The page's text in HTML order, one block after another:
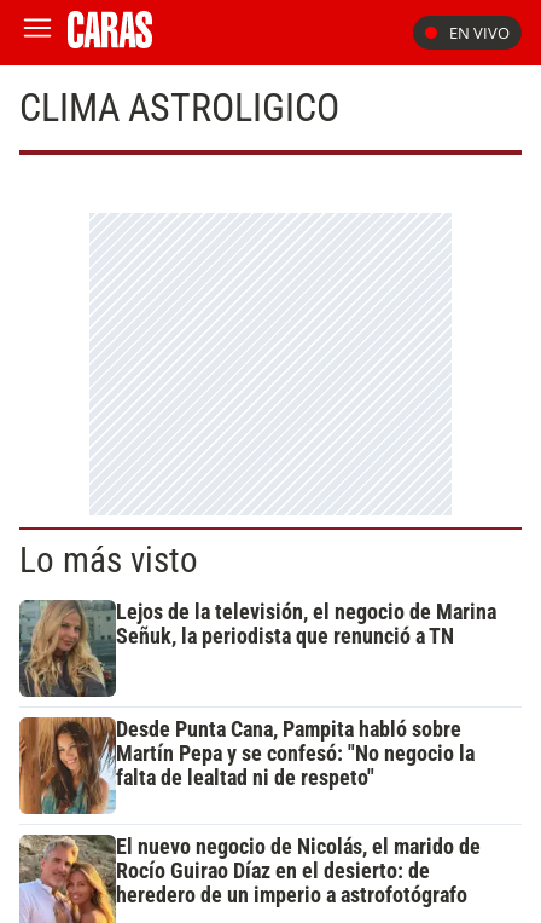
EN VIVO
CLIMA ASTROLIGICO
Lo más visto
Lejos de la televisión, el negocio de Marina
Señuk, la periodista que renunció a TN
Desde Punta Cana, Pampita habló sobre
Martín Pepa y se confesó: "No negocio la
falta de lealtad ni de respeto"
El nuevo negocio de Nicolás, el marido de
Rocío Guirao Díaz en el desierto: de
heredero de un imperio a astrofotógrafo